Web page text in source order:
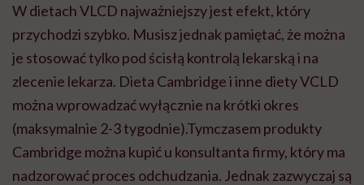
W dietach VLCD najważniejszy jest efekt, który
przychodzi szybko. Musisz jednak pamiętać, że można
je stosować tylko pod ścisłą kontrolą lekarską i na
zlecenie lekarza. Dieta Cambridge i inne diety VCLD
można wprowadzać wyłącznie na krótki okres
(maksymalnie 2-3 tygodnie).Tymczasem produkty
Cambridge można kupić u konsultanta firmy, który ma
nadzorować proces odchudzania. Jednak zazwyczaj są